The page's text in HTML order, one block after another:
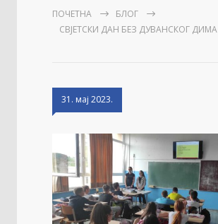
ПОЧЕТНА
БЛОГ
СВЈЕТСКИ ДАН БЕЗ ДУВАНСКОГ ДИМА
31. мај 2023.